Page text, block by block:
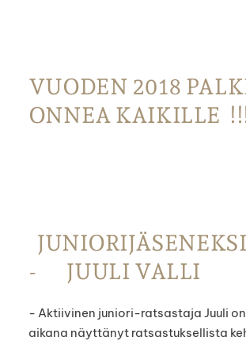
VUODEN 2018
ONNEA KAIKILLE
- JUULI VALLI
- Aktiivinen juniori-ratsastaja Juuli
aikana näyttänyt ratsastuksellista